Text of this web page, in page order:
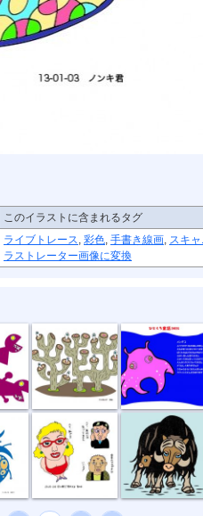
このイラストに含まれるタグ
ライブトレース, 彩色, 手書き線画, スキ
ラストレーター画像に変換
ハイ私です。 ジャコウウシ